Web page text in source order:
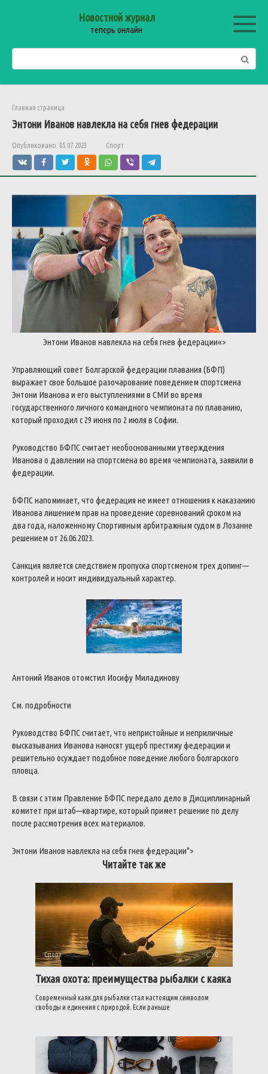
Новостной журнал
теперь онлайн
Главная страница
Энтони Иванов навлекла на себя гнев федерации
Опубликовано: 05.07.2023 Спорт
Энтони Иванов навлекла на себя гнев федерации«>
Управляющий совет Болгарской федерации плавания (БФП)
выражает свое большое разочарование поведением спортсмена
Энтони Иванова и его выступлениями в СМИ во время
государственного личного командного чемпионата по плаванию,
который проходил с 29 июня по 2 июля в Софии.
Руководство БФПСсчитает необоснованными утверждения
Иванова о давлении на спортсмена во время чемпионата, заявили в
федерации.
БФПСнапоминает, что федерация не имеет отношения кнаказанию
Иванова лишением прав на проведение соревнований сроком на
два года, наложенномуСпортивным арбитражным судом в Лозанне
решением от 26.06.2023.
Санкция является следствием пропуска спортсменом трех допинг—
контролей и носит индивидуальный характер.
Антоний Иванов отомстил Иосифу Миладинову
См. подробности
Руководство БФПСсчитает, что непристойные и неприличные
высказывания Иванова наносят ущерб престижуфедерации и
решительно осуждает подобное поведение любого болгарского
пловца.
В связи сэтим Правление БФПСпередало дело в Дисциплинарный
комитет при штаб—квартире, который примет решение по делу
после рассмотрения всех материалов.
Энтони Иванов навлекла на себя гнев федерации">
Читайте так же
Спорт 0
Тихая охота: преимущества рыбалки с каяка
Современный каяк для рыбалки стал настоящим символом
свободы и единения с природой. Если раньше